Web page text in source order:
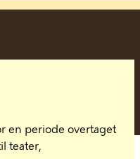
en periode overtaget
teater,